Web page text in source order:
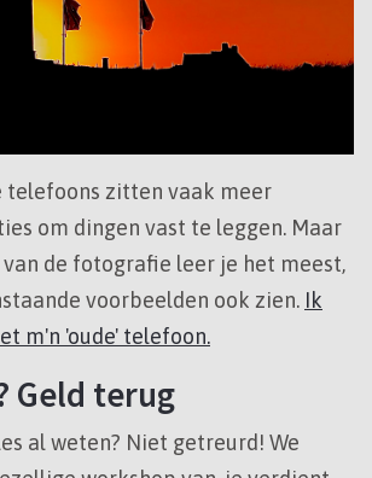
telefoons zitten vaak meer
om dingen vast te leggen. Maar
de fotografie leer je het meest,
voorbeelden ook zien. Ik
m'n 'oude' telefoon.
Geld terug
al weten? Niet getreurd! We